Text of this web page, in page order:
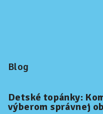
Blog
Detské topánky:
výberom správnej